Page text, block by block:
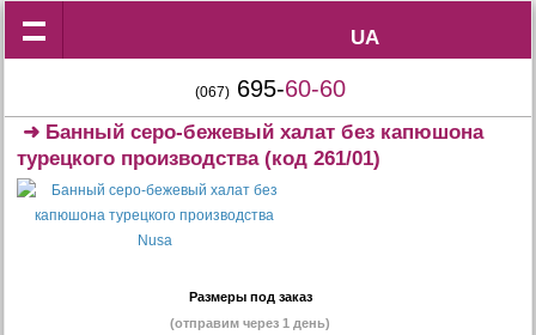
UA
UA
(067) 695-60-60
➜ Банный серо-бежевый халат без капюшона
турецкого производства(код 261/01)
Размеры под заказ
(отправим через 1 день)